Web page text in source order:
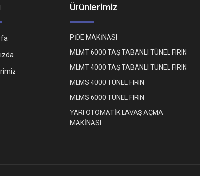
Ürünlerimiz
PİDE MAKİNASI
MLMT 6000 TAŞ TABANLI TÜNEL FIRIN
MLMT 4000 TAŞ TABANLI TÜNEL FIRIN
MLMS 4000 TÜNEL FIRIN
MLMS 6000 TÜNEL FIRIN
YARI OTOMATİK LAVAŞ AÇMA
MAKİNASI